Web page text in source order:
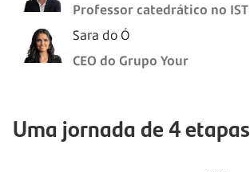
Professor catedrático no IST
Sara do Ó
CEO do Grupo Your​
Uma jornada de 4 etapas